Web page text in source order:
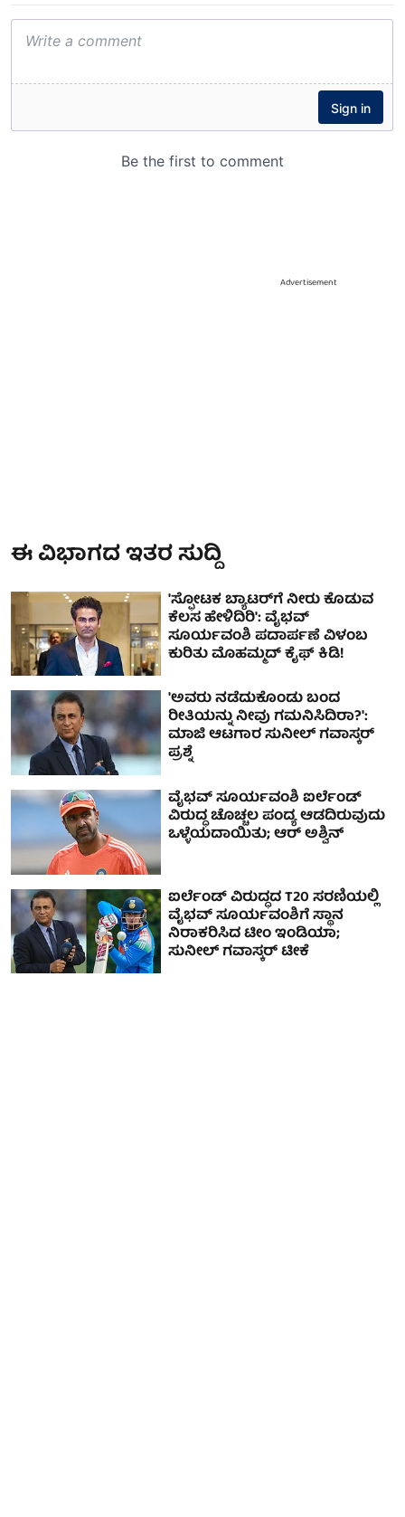
Advertisement
ಈ ವಿಭಾಗದ ಇತರ ಸುದ್ದಿ
'ಸ್ಫೋಟಕ ಬ್ಯಾಟರ್‌ಗೆ ನೀರು ಕೊಡುವ
ಕೆಲಸ ಹೇಳಿದಿರಿ': ವೈಭವ್
ಸೂರ್ಯವಂಶಿ ಪದಾರ್ಪಣೆ ವಿಳಂಬ
ಕುರಿತು ಮೊಹಮ್ಮದ್ ಕೈಫ್ ಕಿಡಿ!
'ಅವರು ನಡೆದುಕೊಂಡು ಬಂದ
ರೀತಿಯನ್ನು ನೀವು ಗಮನಿಸಿದಿರಾ?':
ಮಾಜಿ ಆಟಗಾರ ಸುನೀಲ್ ಗವಾಸ್ಕರ್
ಪ್ರಶ್ನೆ
ವೈಭವ್ ಸೂರ್ಯವಂಶಿ ಐರ್ಲೆಂಡ್
ವಿರುದ್ಧ ಚೊಚ್ಚಲ ಪಂದ್ಯ ಆಡದಿರುವುದು
ಒಳ್ಳೆಯದಾಯಿತು; ಆರ್ ಅಶ್ವಿನ್
ಐರ್ಲೆಂಡ್ ವಿರುದ್ಧದ T20 ಸರಣಿಯಲ್ಲಿ
ವೈಭವ್ ಸೂರ್ಯವಂಶಿಗೆ ಸ್ಥಾನ
ನಿರಾಕರಿಸಿದ ಟೀಂ ಇಂಡಿಯಾ;
ಸುನೀಲ್ ಗವಾಸ್ಕರ್ ಟೀಕೆ